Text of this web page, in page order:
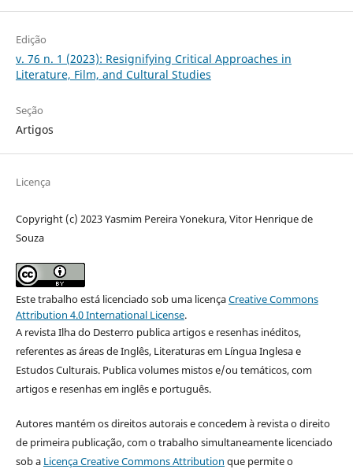
Edição
v. 76 n. 1 (2023): Resignifying Critical Approaches in
Literature, Film, and Cultural Studies
Seção
Artigos
Licença
Copyright (c) 2023 Yasmim Pereira Yonekura, Vitor Henrique de
Souza
Este trabalho está licenciado sob uma licençaCreative Commons
Attribution 4.0 International License.
A revista Ilha do Desterro publica artigos e resenhas inéditos,
referentes as áreas de Inglês, Literaturas em Língua Inglesa e
Estudos Culturais. Publica volumes mistos e/ou temáticos, com
artigos e resenhas em inglês e português.
Autores mantém os direitos autorais e concedem à revista o direito
de primeira publicação, com o trabalho simultaneamente licenciado
sob a Licença Creative Commons Attribution que permite o